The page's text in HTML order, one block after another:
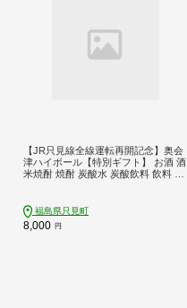
【JR只見線全線運転再開記念】奥会
津ハイボール【特別ギフト】 お酒 酒
米焼酎 焼酎 炭酸水 炭酸飲料 飲料 贈
福島県只見町
8,000 円